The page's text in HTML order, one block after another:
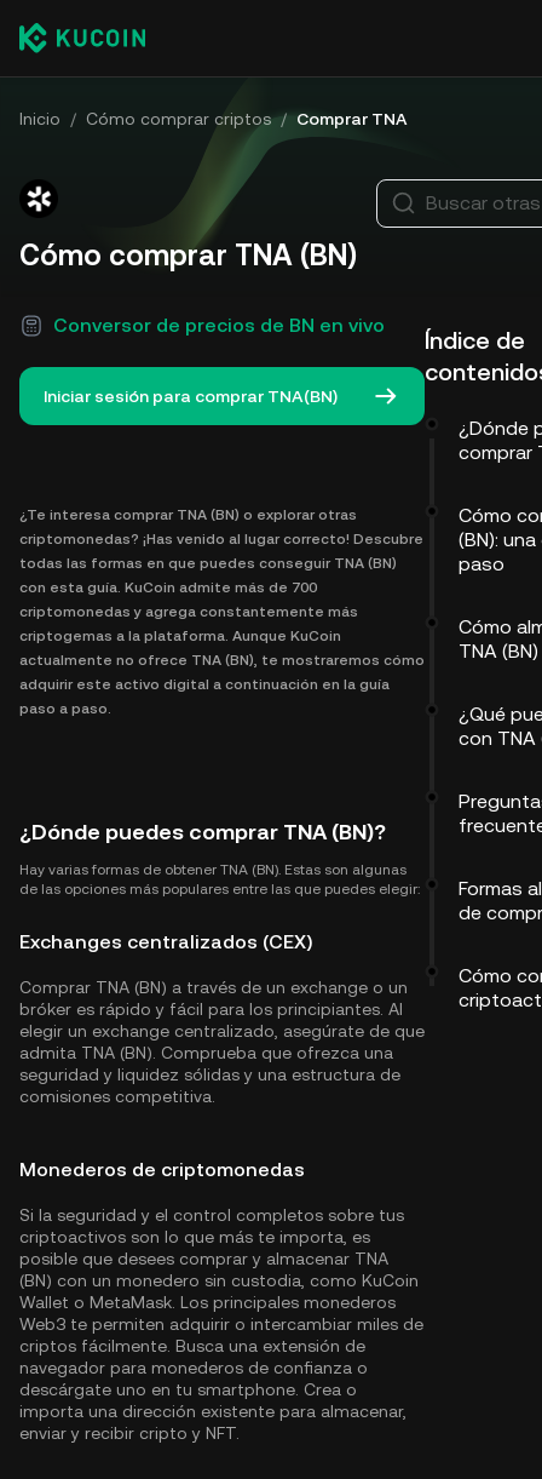
Inicio / Cómo comprar criptos / Comprar TNA
Cómo comprar TNA (BN)
Conversor de precios de BN en vivo
Iniciar sesión para comprar TNA(BN)
¿Te interesa comprar TNA (BN) o explorar otras
criptomonedas? ¡Has venido al lugar correcto! Descubre
todas las formas en que puedes conseguir TNA (BN)
con esta guía. KuCoin admite más de 700
criptomonedas y agrega constantemente más
criptogemas a la plataforma. Aunque KuCoin
actualmente no ofrece TNA (BN), te mostraremos cómo
adquirir este activo digital a continuación en la guía
paso a paso.
¿Dónde puedes comprar TNA (BN)?
Hay varias formas de obtener TNA (BN). Estas son algunas
de las opciones más populares entre las que puedes elegir:
Exchanges centralizados (CEX)
Comprar TNA (BN) a través de un exchange o un
bróker es rápido y fácil para los principiantes. Al
elegir un exchange centralizado, asegúrate de que
admita TNA (BN). Comprueba que ofrezca una
seguridad y liquidez sólidas y una estructura de
comisiones competitiva.
Monederos de criptomonedas
Si la seguridad y el control completos sobre tus
criptoactivos son lo que más te importa, es
posible que desees comprar y almacenar TNA
(BN) con un monedero sin custodia, como KuCoin
Wallet o MetaMask. Los principales monederos
Web3 te permiten adquirir o intercambiar miles de
criptos fácilmente. Busca una extensión de
navegador para monederos de confianza o
descárgate uno en tu smartphone. Crea o
importa una dirección existente para almacenar,
enviar y recibir cripto y NFT.
Buscar
Índice de
¿Dónde
comprar
Cómo
(BN):
paso
Cómo
TNA (BN)
¿Qué
con TNA
Formas
de
Cómo